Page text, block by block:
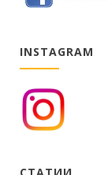
INSTAGRAM